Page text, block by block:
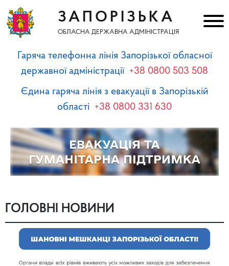
ЗАПОРІЗЬКА
ОБЛАСНА ДЕРЖАВНА АДМІНІСТРАЦІЯ
Гаряча телефонна лінія Запорізької обласної
державної адміністрації +38 0800 503 508
Єдина гаряча лінія з евакуації в Запорізькій
області +38 0800 331 630
ГОЛОВНІ НОВИНИ